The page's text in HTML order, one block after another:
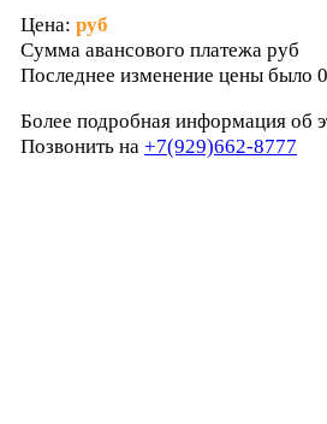
Цена: руб
Сумма авансового платежа руб
Последнее изменение цены было
Более подробная информация об
Позвонить на +7(929)662-8777